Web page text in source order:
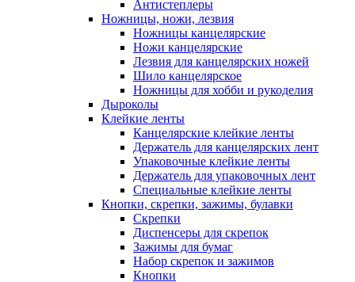
Антистеплеры
Ножницы, ножи, лезвия
Ножницы канцелярские
Ножи канцелярские
Лезвия для канцелярских ножей
Шило канцелярское
Ножницы для хобби и рукоделия
Дыроколы
Клейкие ленты
Канцелярские клейкие ленты
Держатель для канцелярских лент
Упаковочные клейкие ленты
Держатель для упаковочных лент
Специальные клейкие ленты
Кнопки, скрепки, зажимы, булавки
Скрепки
Диспенсеры для скрепок
Зажимы для бумаг
Набор скрепок и зажимов
Кнопки